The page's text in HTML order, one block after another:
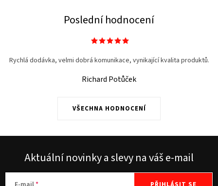
Poslední hodnocení
VŠECHNA HODNOCENÍ
Rychlá dodávka, velmi dobrá komunikace, vynikající kvalita produktů.
Richard Potůček
Aktuální novinky a slevy na váš e-mail